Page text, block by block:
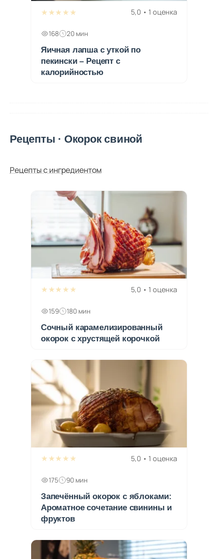
★★★★★ 5,0 • 1 оценка
168 20 мин
Яичная лапша с уткой по
пекински – Рецепт с
калорийностью
Рецепты · Окорок свиной
Рецепты с ингредиентом
★★★★★ 5,0 • 1 оценка
159 180 мин
Сочный карамелизированный
окорок с хрустящей корочкой
★★★★★ 5,0 • 1 оценка
175 90 мин
Запечённый окорок с яблоками:
Ароматное сочетание свинины и
фруктов